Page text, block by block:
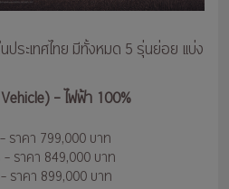
ประเทศไทย มีทั้งหมด 5 รุ่นย่อย แบ่ง
– ไฟฟ้า 100%
ราคา 799,000 บาท
– ราคา 849,000 บาท
ราคา 899,000 บาท